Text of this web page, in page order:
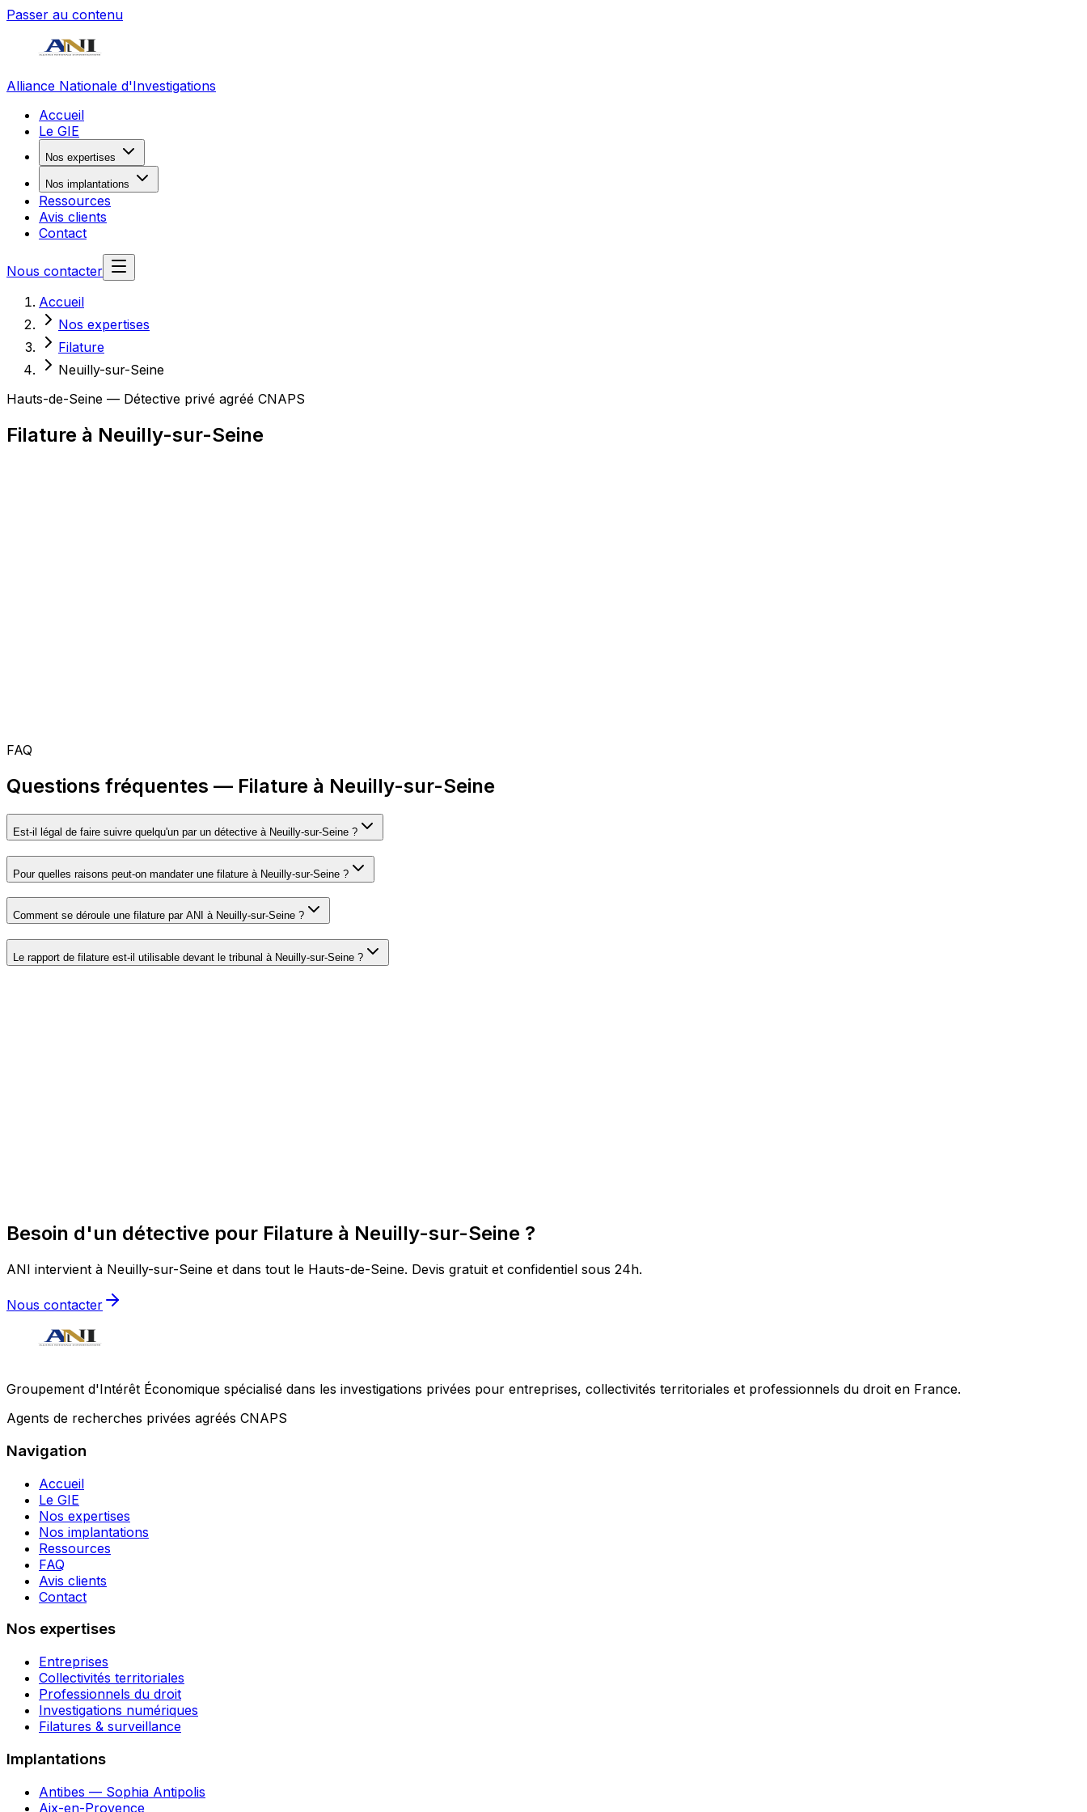
Passer au contenu
Alliance Nationale d'Investigations
Accueil
Le GIE
Nos expertises
Nos implantations
Ressources
Avis clients
Contact
Nous contacter
Accueil
Nos expertises
Filature
Neuilly-sur-Seine
Hauts-de-Seine — Détective privé agréé CNAPS
Filature à Neuilly-sur-Seine
FAQ
Questions fréquentes — Filature à Neuilly-sur-Seine
Est-il légal de faire suivre quelqu'un par un détective à Neuilly-sur-Seine ?
Pour quelles raisons peut-on mandater une filature à Neuilly-sur-Seine ?
Comment se déroule une filature par ANI à Neuilly-sur-Seine ?
Le rapport de filature est-il utilisable devant le tribunal à Neuilly-sur-Seine ?
Besoin d'un détective pour Filature à Neuilly-sur-Seine ?
ANI intervient à Neuilly-sur-Seine et dans tout le Hauts-de-Seine. Devis gratuit et confidentiel sous 24h.
Nous contacter
Groupement d'Intérêt Économique spécialisé dans les investigations privées pour entreprises, collectivités territoriales et professionnels du droit en France.
Agents de recherches privées agréés CNAPS
Navigation
Accueil
Le GIE
Nos expertises
Nos implantations
Ressources
FAQ
Avis clients
Contact
Nos expertises
Entreprises
Collectivités territoriales
Professionnels du droit
Investigations numériques
Filatures & surveillance
Implantations
Antibes — Sophia Antipolis
Aix-en-Provence